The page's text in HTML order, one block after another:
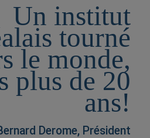
Un institut
tourné
le monde,
plus de 20
ans!
Derome, Président